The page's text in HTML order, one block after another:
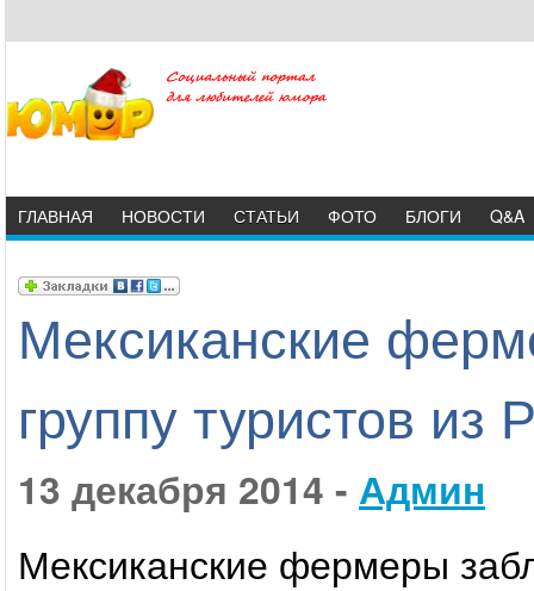
ГЛАВНАЯ НОВОСТИ СТАТЬИ ФОТО БЛОГИ Q&A
Мексиканские
группу туристов из
13 декабря 2014 - Админ
Мексиканские фермеры